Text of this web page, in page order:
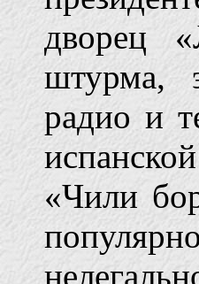
дворец
штурма,
радио и
«Чили